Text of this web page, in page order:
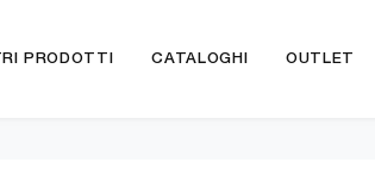
PRODOTTI CATALOGHI OUTLET